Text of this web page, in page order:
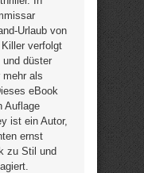
Urlaub von
verfolgt
düster
mehr als
eBook
Auflage
ist ein Autor,
ernst
zu Stil und